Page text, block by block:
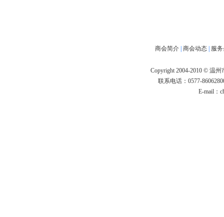
商会简介| 商会动态| 服
Copyright 2004-2010 © 温
联系电话：0577-
E-mail：